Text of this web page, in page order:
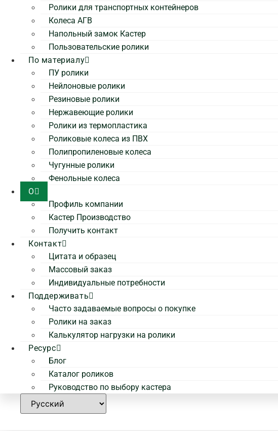
Ролики для транспортных контейнеров
Колеса АГВ
Напольный замок Кастер
Пользовательские ролики
По материалу
ПУ ролики
Нейлоновые ролики
Резиновые ролики
Нержавеющие ролики
Ролики из термопластика
Роликовые колеса из ПВХ
Полипропиленовые колеса
Чугунные ролики
Фенольные колеса
О
Профиль компании
Кастер Производство
Получить контакт
Контакт
Цитата и образец
Массовый заказ
Индивидуальные потребности
Поддерживать
Часто задаваемые вопросы о покупке
Ролики на заказ
Калькулятор нагрузки на ролики
Ресурс
Блог
Каталог роликов
Руководство по выбору кастера